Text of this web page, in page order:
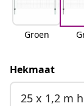
Groen
Hekmaat
25 x 1,2 m